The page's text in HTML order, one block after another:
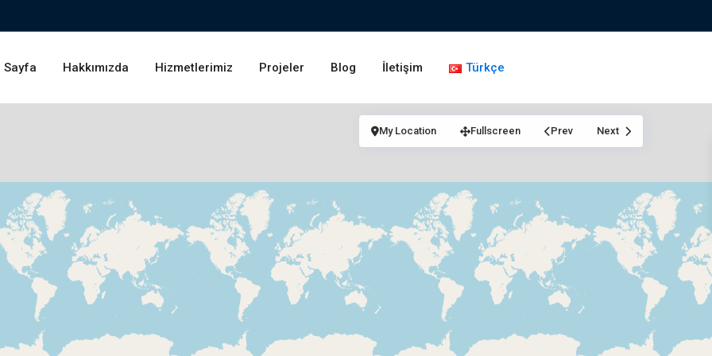
Sayfa Hakkımızda Hizmetlerimiz Projeler Blog İletişim Türkçe
My Location Fullscreen Prev Next